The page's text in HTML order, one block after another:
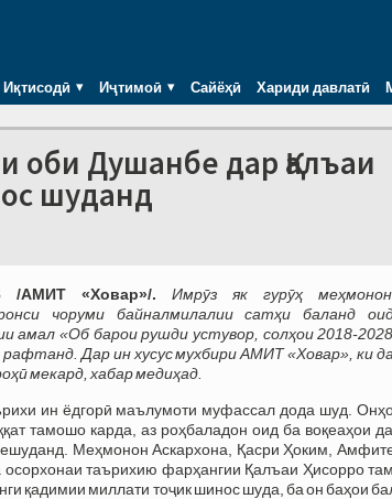
Иқтисодӣ Иҷтимоӣ Сайёҳӣ Хариди давлатӣ
Душанбе дар Қалъаи
шуданд
/АМИТ «Ховар»/.
Имрӯз як гурӯҳ
чоруми байналмилалии сатҳи баланд
амал «Об барои рушди устувор, солҳои 2018-
Дар ин хусус мухбири АМИТ «Ховар», ки
мекард, хабар медиҳад.
ин ёдгорӣ маълумоти муфассал дода шуд.
тамошо карда, аз роҳбаладон оид ба воқеаҳои
Меҳмонон Аскархона, Қасри Ҳоким,
осорхонаи таърихию фарҳангии Қалъаи Ҳисорро
қадимии миллати тоҷик шинос шуда, ба он баҳои